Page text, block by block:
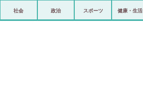
政治
社会 政治 スポーツ 健康・生活